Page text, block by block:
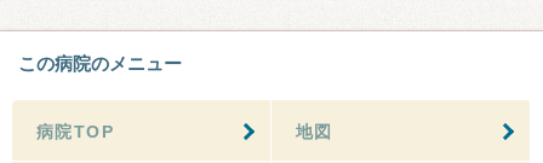
この病院のメニュー
病院TOP 地図